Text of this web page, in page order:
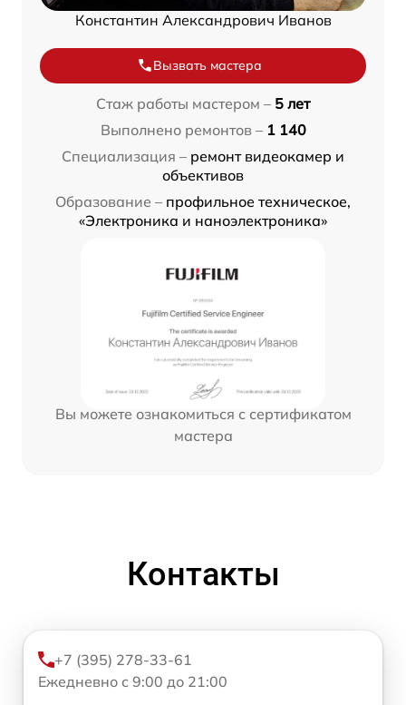
Константин Александрович Иванов
Вызвать мастера
Стаж работы мастером – 5 лет
Выполнено ремонтов – 1 140
Специализация – ремонт видеокамер и
объективов
Образование – профильное техническое,
«Электроника и наноэлектроника»
Вы можете ознакомиться с сертификатом
мастера
Контакты
+7 (395) 278-33-61
Ежедневно с 9:00 до 21:00